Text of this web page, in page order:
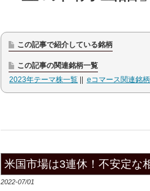
この記事で紹介している銘柄
この記事の関連銘柄一覧
2023年テーマ株一覧
eコマース関連銘
米国市場は3連休！不安定な
2022-07/01